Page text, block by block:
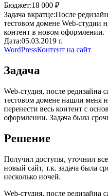
Бюджет:18 000 ₽
Задача вкратце:После
тестовом домене Web-студии
контент в новом оформлении.
Дата:05.03.2019 г.
WordPressКонтент на сайт
Задача
Web-студия, после
тестовом домене нашли меня
перенести весь контент с
оформлении. Задача была
Решение
Получил доступы, уточнил
новый сайт, т.к. задача была
несколько ночей.
Web-студия, после